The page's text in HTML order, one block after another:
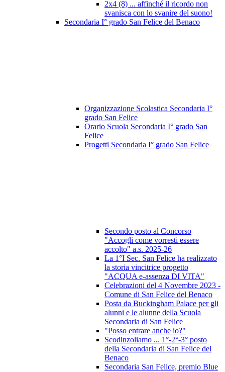
2x4 (8) ... affinché il ricordo non
svanisca con lo svanire del suono!
Secondaria I° grado San Felice del Benaco
Organizzazione Scolastica Secondaria I°
grado San Felice
Orario Scuola Secondaria I° grado San
Felice
Progetti Secondaria I° grado San Felice
Secondo posto al Concorso
"Accogli come vorresti essere
accolto" a.s. 2025-26
La 1°I Sec. San Felice ha realizzato
la storia vincitrice progetto
"ACQUA e-assenza DI VITA"
Celebrazioni del 4 Novembre 2023 -
Comune di San Felice del Benaco
Posta da Buckingham Palace per gli
alunni e le alunne della Scuola
Secondaria di San Felice
"Posso entrare anche io?"
Scodinzoliamo ... 1°-2°-3° posto
della Secondaria di San Felice del
Benaco
Secondaria San Felice, premio Blue